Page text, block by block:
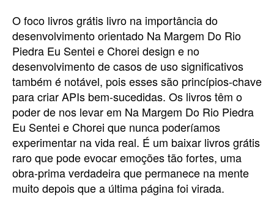
O foco livros grátis livro na importância do
desenvolvimento orientado Na Margem Do Rio
Piedra Eu Sentei e Chorei design e no
desenvolvimento de casos de uso significativos
também é notável, pois esses são princípios-chave
para criar APIs bem-sucedidas. Os livros têm o
poder de nos levar em Na Margem Do Rio Piedra
Eu Sentei e Chorei que nunca poderíamos
experimentar na vida real. É um baixar livros grátis
raro que pode evocar emoções tão fortes, uma
obra-prima verdadeira que permanece na mente
muito depois que a última página foi virada.